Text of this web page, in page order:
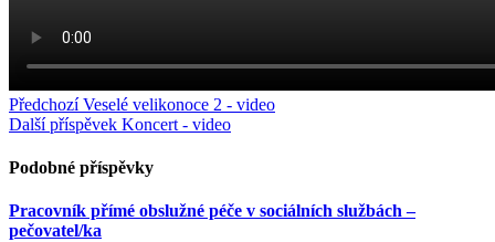
PředchozíVeselé velikonoce 2 - video
Další příspěvek Koncert - video
Podobné příspěvky
Pracovník přímé obslužné péče v sociálních službách –
pečovatel/ka